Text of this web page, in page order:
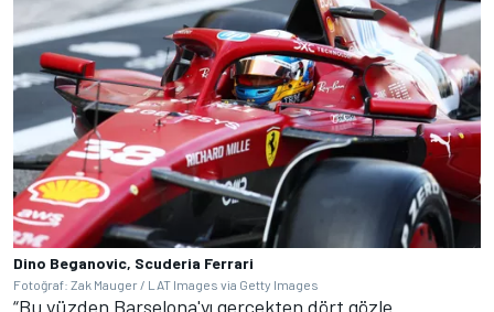
Dino Beganovic, Scuderia Ferrari
Fotoğraf: Zak Mauger / LAT Images via Getty Images
“Bu yüzden Barselona'yı gerçekten dört gözle